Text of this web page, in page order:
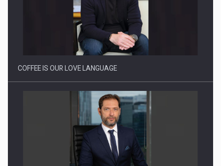
Proteinmaxxing and the Future of Protein Demand
COFFEE IS OUR LOVE LANGUAGE